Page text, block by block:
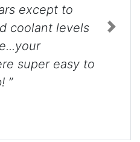
except to
coolant levels
super easy to
”
Next